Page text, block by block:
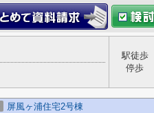
駅徒歩
停歩
屏風ヶ浦住宅2号棟